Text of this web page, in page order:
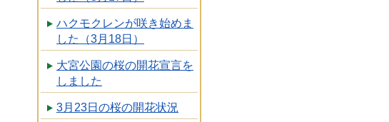
ハクモクレンが咲き始めま
した（3月18日）
大宮公園の桜の開花宣言を
しました
3月23日の桜の開花状況